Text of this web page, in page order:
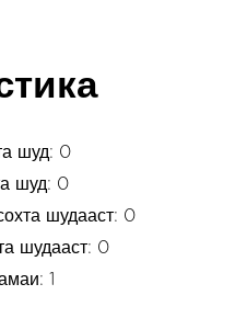
шуд: 0
шуд: 0
шудааст: 0
шудааст: 0
1